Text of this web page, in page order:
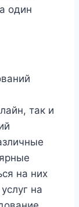
один
так и
на них
на